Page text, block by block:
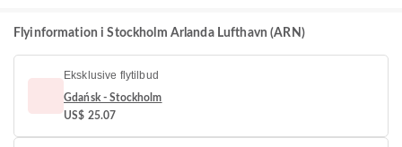
Flyinformation i Stockholm Arlanda Lufthavn (ARN)
Eksklusive flytilbud
Gdańsk - Stockholm
US$ 25.07